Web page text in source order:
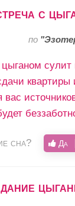
с
по
квартиры
вас
сна? Да